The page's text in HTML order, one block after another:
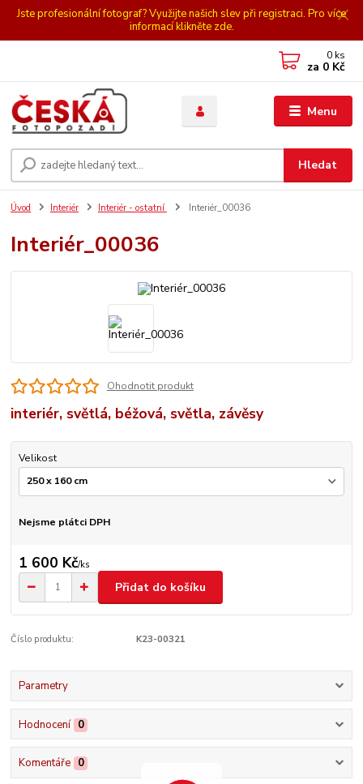
Jste profesionální fotograf? Využijte našich slev při registraci. Pro více
informací klikněte zde.
Menu
Hledat
0 ks
za 0 Kč
Úvod Interiér Interiér - ostatní Interiér_00036
Interiér_00036
Ohodnotit produkt
interiér, světlá, béžová, světla, závěsy
Velikost
Nejsme plátci DPH
1 600 Kč/ks
Přidat do košíku
Číslo produktu: K23-00321
Parametry
Hodnocení 0
Komentáře 0